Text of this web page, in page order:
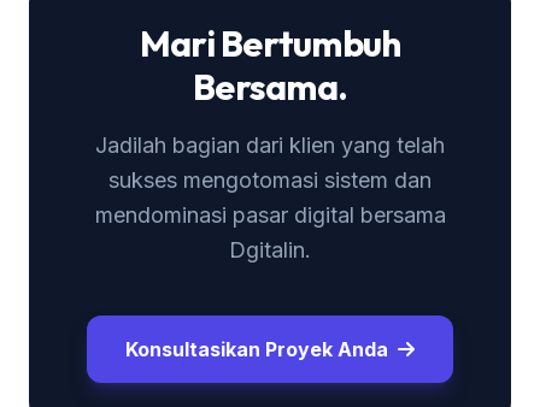
Mari Bertumbuh
Bersama.
Jadilah bagian dari klien yang telah
sukses mengotomasi sistem dan
mendominasi pasar digital bersama
Dgitalin.
Konsultasikan Proyek Anda